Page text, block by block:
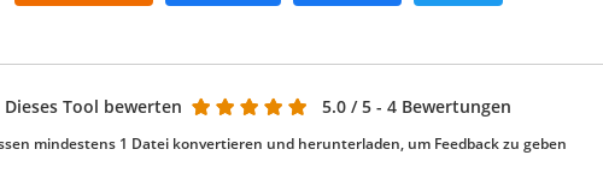
Dieses Tool bewerten 5.0 / 5 - 4 Bewertungen
mindestens 1 Datei konvertieren und herunterladen, um Feedback zu geben